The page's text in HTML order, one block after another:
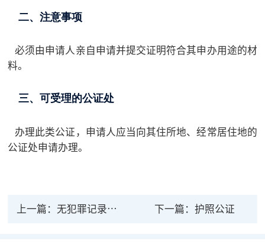
二、注意事项
必须由申请人亲自申请并提交证明符合其申办用途的材
料。
三、可受理的公证处
办理此类公证，申请人应当向其住所地、经常居住地的
公证处申请办理。
上一篇：无犯罪记录公证 下一篇：护照公证